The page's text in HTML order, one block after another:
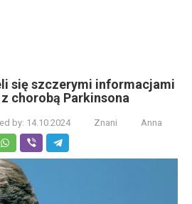
się szczerymi informacjami
chorobą Parkinsona
by: 14.10.2024 Znani Anna